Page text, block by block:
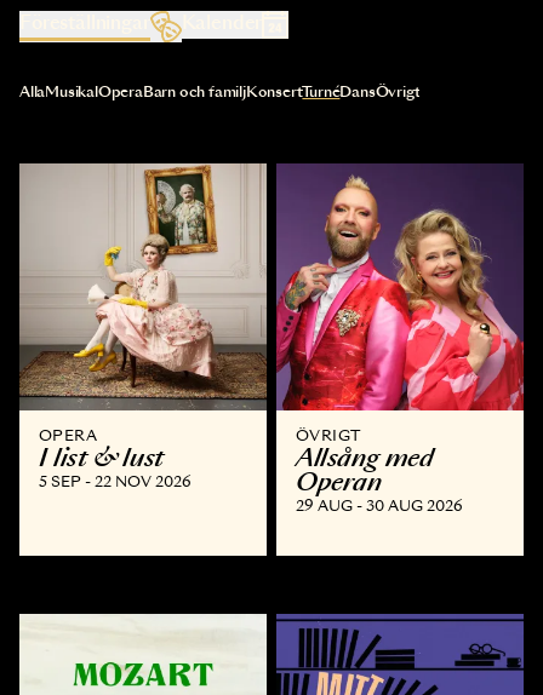
Kalender
Val av kategori uppdaterar innehållet automatiskt
AllaMusikal OperaBarn och familjKonsertTurnéDansÖvrigt
OPERA
I list & lust
5 SEP - 22 NOV 2026
ÖVRIGT
Allsång med
Operan
29 AUG - 30 AUG 2026